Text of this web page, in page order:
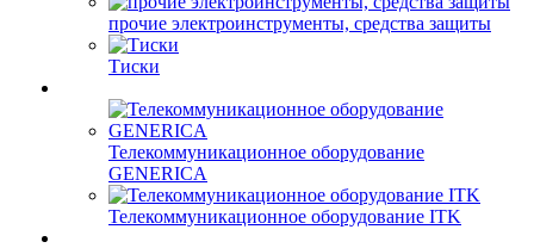
прочие электроинструменты, средства защиты
Тиски
Телекоммуникационное оборудование
GENERICA
Телекоммуникационное оборудование ITK